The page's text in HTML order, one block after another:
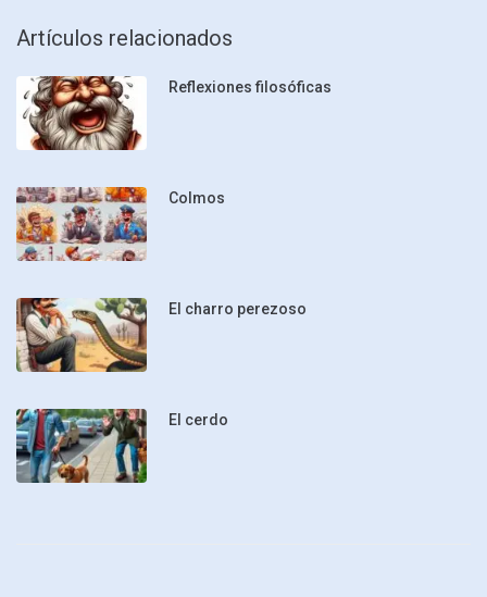
Artículos relacionados
Reflexiones filosóficas
Colmos
El charro perezoso
El cerdo